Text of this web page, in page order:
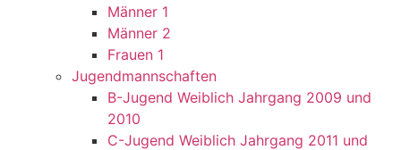
Männer 1
Männer 2
Frauen 1
Jugendmannschaften
B-Jugend Weiblich Jahrgang 2009 und
2010
C-Jugend Weiblich Jahrgang 2011 und